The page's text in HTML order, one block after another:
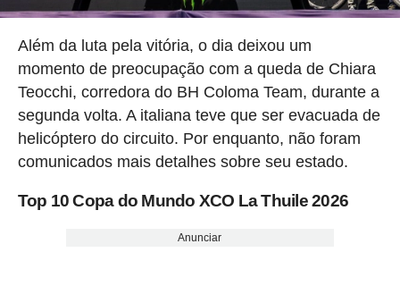
Além da luta pela vitória, o dia deixou um
momento de preocupação com a queda de Chiara
Teocchi, corredora do BH Coloma Team, durante a
segunda volta. A italiana teve que ser evacuada de
helicóptero do circuito. Por enquanto, não foram
comunicados mais detalhes sobre seu estado.
Top 10 Copa do Mundo XCO La Thuile 2026
Anunciar